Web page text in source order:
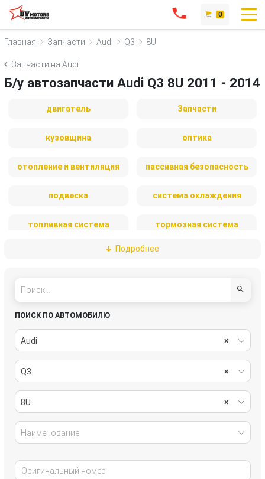
0
Главная Запчасти Audi Q3 8U
Запчасти на Audi
Б/у автозапчасти Audi Q3 8U 2011 - 2014
двигатель Запчасти
кузовщина оптика
отопление и вентиляция пассивная безопасность
подвеска система охлаждения
топливная система тормозная система
Подробнее
ПОИСК ПО АВТОМОБИЛЮ
×
Audi
×
Q3
×
8U
Наименование